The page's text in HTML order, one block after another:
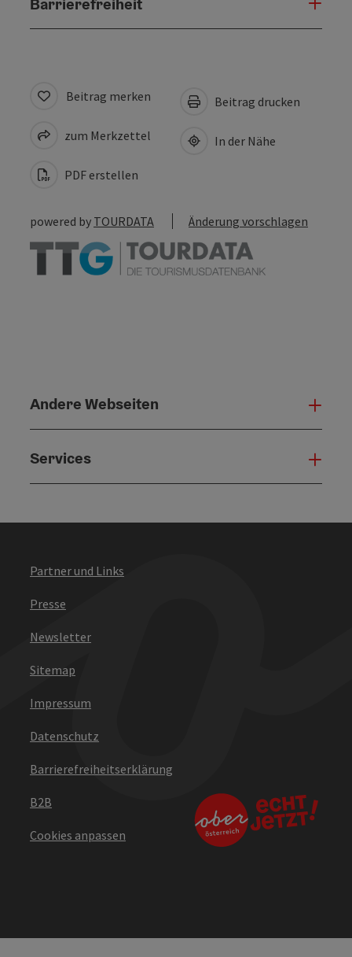
Beitrag merken
zum Merkzettel
PDF erstellen
Beitrag drucken
In der Nähe
powered by TOURDATA Änderung vorschlagen
Andere Webseiten
Services
Partner und Links
Presse
Newsletter
Sitemap
Impressum
Datenschutz
Barrierefreiheitserklärung
B2B
Cookies anpassen